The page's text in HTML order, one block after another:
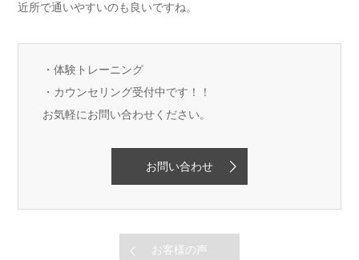
近所で通いやすいのも良いですね。
・体験トレーニング
・カウンセリング受付中です！！
お気軽にお問い合わせください。
お問い合わせ
お客様の声